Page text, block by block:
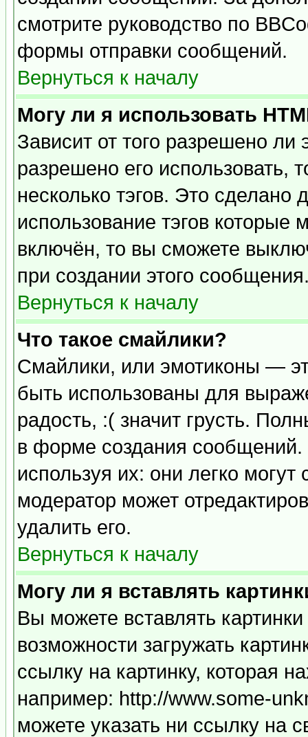
смотрите руководство по
формы отправки сообщений.
Вернуться к началу
Могу ли я использовать
Зависит от того разрешено
разрешено его использовать,
несколько тэгов. Это сделано
использование тэгов
включён, то вы сможете
при создании этого
Вернуться к началу
Что такое смайлики?
Смайлики, или эмотиконы —
быть использованы для
радость, :( значит грусть.
в форме создания сообщений.
используя их: они легко
модератор может
удалить его.
Вернуться к началу
Могу ли я вставлять
Вы можете вставлять
возможности загружать
ссылку на картинку, которая
например: http://www.some-
можете указать ни ссылку на